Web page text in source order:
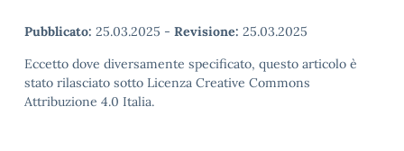
Pubblicato: 25.03.2025 - Revisione: 25.03.2025
Eccetto dove diversamente specificato, questo articolo è
stato rilasciato sotto Licenza Creative Commons
Attribuzione 4.0 Italia.